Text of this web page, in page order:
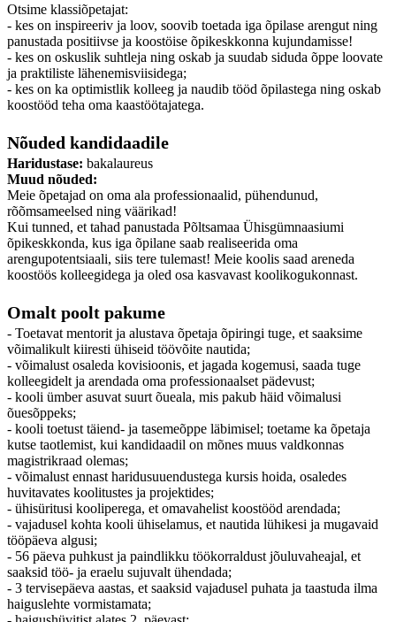
Otsime klassiõpetajat:
- kes on inspireeriv ja loov, soovib toetada iga õpilase arengut ning
panustada positiivse ja koostöise õpikeskkonna kujundamisse!
- kes on oskuslik suhtleja ning oskab ja suudab siduda õppe loovate
ja praktiliste lähenemisviisidega;
- kes on ka optimistlik kolleeg ja naudib tööd õpilastega ning oskab
koostööd teha oma kaastöötajatega.
Nõuded kandidaadile
Haridustase: bakalaureus
Muud nõuded:
Meie õpetajad on oma ala professionaalid, pühendunud,
rõõmsameelsed ning väärikad!
Kui tunned, et tahad panustada Põltsamaa Ühisgümnaasiumi
õpikeskkonda, kus iga õpilane saab realiseerida oma
arengupotentsiaali, siis tere tulemast! Meie koolis saad areneda
koostöös kolleegidega ja oled osa kasvavast koolikogukonnast.
Omalt poolt pakume
- Toetavat mentorit ja alustava õpetaja õpiringi tuge, et saaksime
võimalikult kiiresti ühiseid töövõite nautida;
- võimalust osaleda kovisioonis, et jagada kogemusi, saada tuge
kolleegidelt ja arendada oma professionaalset pädevust;
- kooli ümber asuvat suurt õueala, mis pakub häid võimalusi
õuesõppeks;
- kooli toetust täiend- ja tasemeõppe läbimisel; toetame ka õpetaja
kutse taotlemist, kui kandidaadil on mõnes muus valdkonnas
magistrikraad olemas;
- võimalust ennast haridusuuendustega kursis hoida, osaledes
huvitavates koolitustes ja projektides;
- ühisüritusi kooliperega, et omavahelist koostööd arendada;
- vajadusel kohta kooli ühiselamus, et nautida lühikesi ja mugavaid
tööpäeva algusi;
- 56 päeva puhkust ja paindlikku töökorraldust jõuluvaheajal, et
saaksid töö- ja eraelu sujuvalt ühendada;
- 3 tervisepäeva aastas, et saaksid vajadusel puhata ja taastuda ilma
haiguslehte vormistamata;